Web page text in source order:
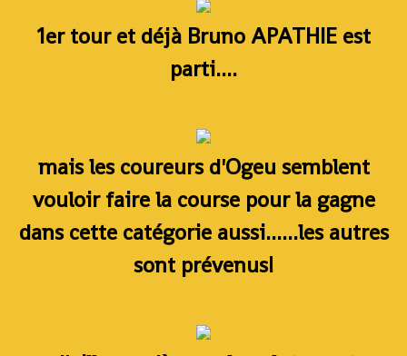
1er tour et déjà Bruno APATHIE est
parti....
mais les coureurs d'Ogeu semblent
vouloir faire la course pour la gagne
dans cette catégorie aussi......les autres
sont prévenus!